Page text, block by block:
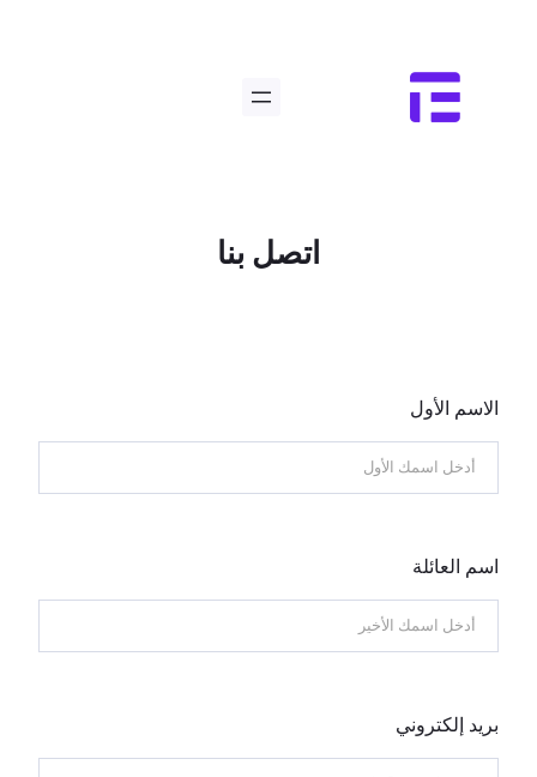
اتصل بنا
الاسم الأول
اسم العائلة
بريد إلكتروني